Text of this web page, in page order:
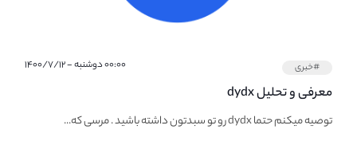
#خبری ۰۰:۰۰ دوشنبه - ۱۴۰۰/۷/۱۲
معرفی و تحلیل dydx
توصیه میکنم حتما dydx رو تو سبدتون داشته باشید . مرسی که...